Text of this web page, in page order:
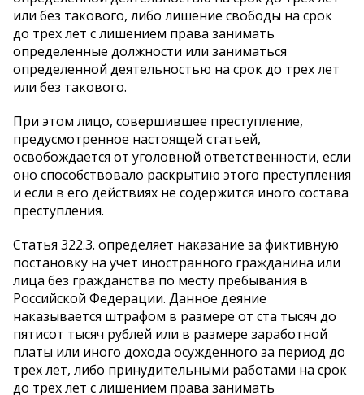
или без такового, либо лишение свободы на срок
до трех лет с лишением права занимать
определенные должности или заниматься
определенной деятельностью на срок до трех лет
или без такового.
При этом лицо, совершившее преступление,
предусмотренное настоящей статьей,
освобождается от уголовной ответственности, если
оно способствовало раскрытию этого преступления
и если в его действиях не содержится иного состава
преступления.
Статья 322.3. определяет наказание за фиктивную
постановку на учет иностранного гражданина или
лица без гражданства по месту пребывания в
Российской Федерации. Данное деяние
наказывается штрафом в размере от ста тысяч до
пятисот тысяч рублей или в размере заработной
платы или иного дохода осужденного за период до
трех лет, либо принудительными работами на срок
до трех лет с лишением права занимать